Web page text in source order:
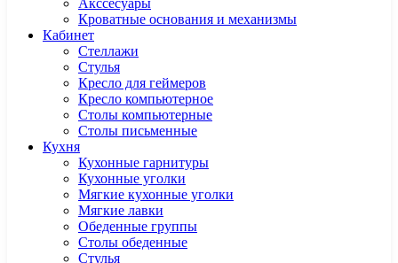
Акссесуары
Кроватные основания и механизмы
Кабинет
Cтеллажи
Cтулья
Кресло для геймеров
Кресло компьютерное
Столы компьютерные
Столы письменные
Кухня
Кухонные гарнитуры
Кухонные уголки
Мягкие кухонные уголки
Мягкие лавки
Обеденные группы
Столы обеденные
Стулья